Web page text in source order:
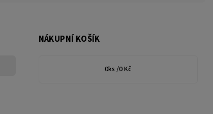
NÁKUPNÍ KOŠÍK
0ks /0 Kč